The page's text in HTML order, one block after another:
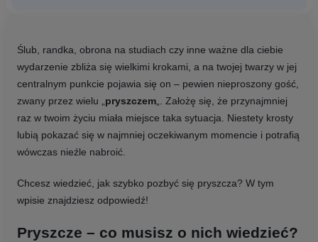
Ślub, randka, obrona na studiach czy inne ważne dla ciebie
wydarzenie zbliża się wielkimi krokami, a na twojej twarzy w jej
centralnym punkcie pojawia się on – pewien nieproszony gość,
zwany przez wielu „pryszczem„. Założę się, że przynajmniej
raz w twoim życiu miała miejsce taka sytuacja. Niestety krosty
lubią pokazać się w najmniej oczekiwanym momencie i potrafią
wówczas nieźle nabroić.
Chcesz wiedzieć, jak szybko pozbyć się pryszcza? W tym
wpisie znajdziesz odpowiedź!
Pryszcze – co musisz o nich wiedzieć?